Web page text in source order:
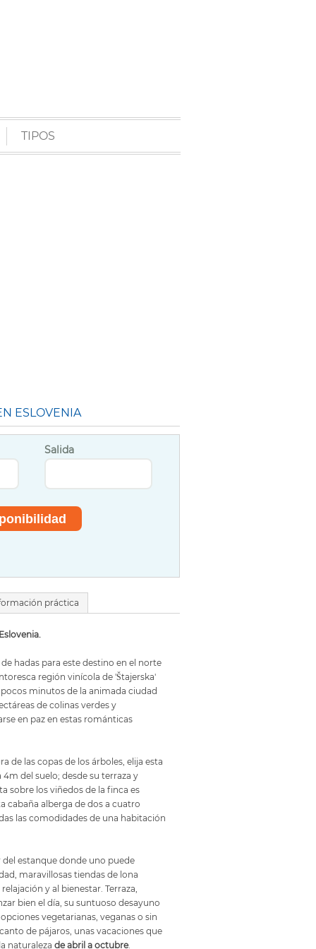
TIPOS
ESLOVENIA
Salida
práctica
hadas para este destino en el norte
región vinícola de 'Štajerska'
minutos de la animada ciudad
de colinas verdes y
en paz en estas románticas
de las copas de los árboles, elija esta
del suelo; desde su terraza y
sobre los viñedos de la finca es
cabaña alberga de dos a cuatro
las comodidades de una habitación
del estanque donde uno puede
maravillosas tiendas de lona
y al bienestar. Terraza,
bien el día, su suntuoso desayuno
vegetarianas, veganas o sin
de pájaros, unas vacaciones que
naturaleza de abril a octubre.